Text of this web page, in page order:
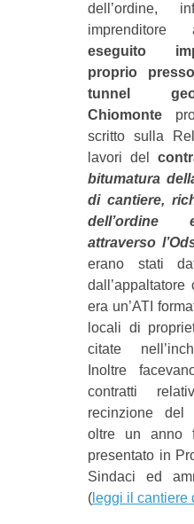
dell’ordine,
imprenditore
eseguito
proprio
tunnel
Chiomonte
scritto sulla
lavori del
bitumatura
di cantiere,
dell’ordine
attraverso
erano stati
era un’ATI
locali di
citate
Inoltre
contratti
recinzione del
oltre un anno
presentato in
Sindaci ed
( leggi il cantiere